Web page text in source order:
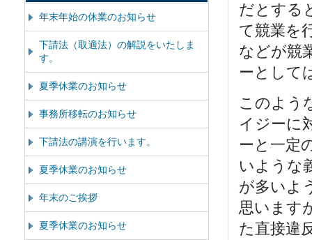
だとする
て競業を
などが競
ーとして
このよう
イジーに
ーと一定
いような
が多いよ
思います
た直接違
年末年始の休業のお知らせ
下請法（取適法）の解説をいたしま
す。
夏季休業のお知らせ
事務所移転のお知らせ
下請法の講演を行います。
夏季休業のお知らせ
年末のご挨拶
夏季休業のお知らせ